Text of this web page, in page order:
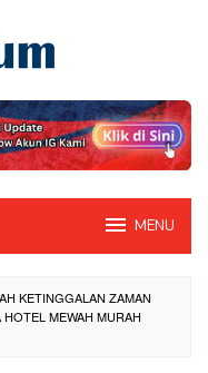
MENU
KETINGGALAN ZAMAN
MEWAH MURAH